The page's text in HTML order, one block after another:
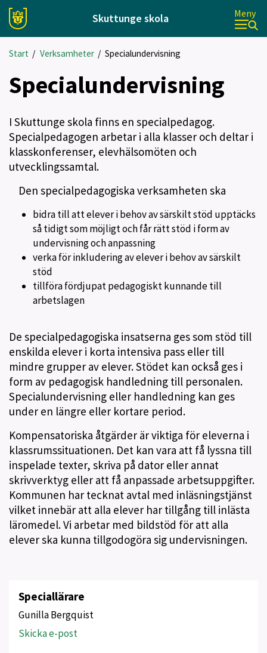
Skuttunge skola Meny
Start / Verksamheter/ Specialundervisning
Specialundervisning
I Skuttunge skola finns en specialpedagog.
Specialpedagogen arbetar i alla klasser och deltar i
klasskonferenser, elevhälsomöten och
utvecklingssamtal.
Den specialpedagogiska verksamheten ska
bidra till att elever i behov av särskilt stöd upptäcks
så tidigt som möjligt och får rätt stöd i form av
undervisning och anpassning
verka för inkludering av elever i behov av särskilt
stöd
tillföra fördjupat pedagogiskt kunnande till
arbetslagen
De specialpedagogiska insatserna ges som stöd till
enskilda elever i korta intensiva pass eller till
mindre grupper av elever. Stödet kan också ges i
form av pedagogisk handledning till personalen.
Specialundervisning eller handledning kan ges
under en längre eller kortare period.
Kompensatoriska åtgärder är viktiga för eleverna i
klassrumssituationen. Det kan vara att få lyssna till
inspelade texter, skriva på dator eller annat
skrivverktyg eller att få anpassade arbetsuppgifter.
Kommunen har tecknat avtal med inläsningstjänst
vilket innebär att alla elever har tillgång till inlästa
läromedel. Vi arbetar med bildstöd för att alla
elever ska kunna tillgodogöra sig undervisningen.
Speciallärare
Gunilla Bergquist
Skicka e-post